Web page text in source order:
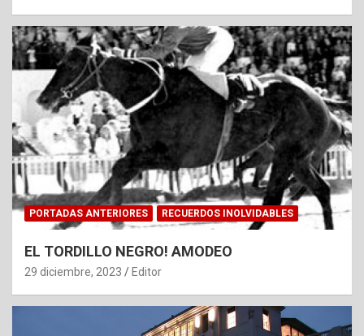
PORTADAS ANTERIORES RECUERDOS INOLVIDABLES
EL TORDILLO NEGRO! AMODEO
29 diciembre, 2023 Editor